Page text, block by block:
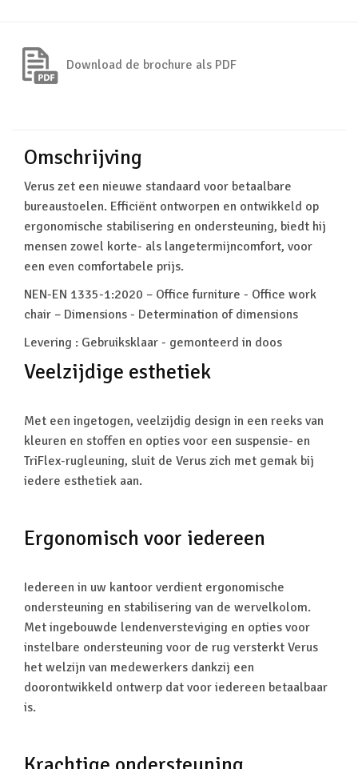
Download de brochure als PDF
Omschrijving
Verus zet een nieuwe standaard voor betaalbare
bureaustoelen. Efficiënt ontworpen en ontwikkeld op
ergonomische stabilisering en ondersteuning, biedt hij
mensen zowel korte- als langetermijncomfort, voor
een even comfortabele prijs.
NEN-EN 1335-1:2020 – Office furniture - Office work
chair – Dimensions - Determination of dimensions
Levering : Gebruiksklaar - gemonteerd in doos
Veelzijdige esthetiek
Met een ingetogen, veelzijdig design in een reeks van
kleuren en stoffen en opties voor een suspensie- en
TriFlex-rugleuning, sluit de Verus zich met gemak bij
iedere esthetiek aan.
Ergonomisch voor iedereen
Iedereen in uw kantoor verdient ergonomische
ondersteuning en stabilisering van de wervelkolom.
Met ingebouwde lendenversteviging en opties voor
instelbare ondersteuning voor de rug versterkt Verus
het welzijn van medewerkers dankzij een
doorontwikkeld ontwerp dat voor iedereen betaalbaar
is.